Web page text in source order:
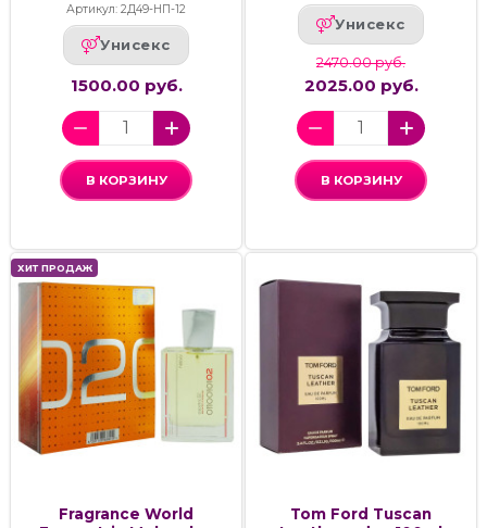
Артикул: 2Д49-НП-12
Унисекс
1500.00 руб.
В КОРЗИНУ
Унисекс
2470.00 руб.
2025.00 руб.
В КОРЗИНУ
ХИТ ПРОДАЖ
Fragrance World
Tom Ford Tuscan